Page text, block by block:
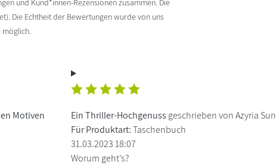
Die Echtheit der Bewertungen wurde von uns
Motiven
Ein Thriller-Hochgenuss geschrieben von Azyria Sun
Für Produktart:Taschenbuch
31.03.2023 18:07
Worum geht’s?